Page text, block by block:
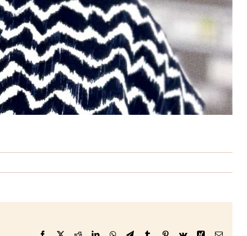
Facebook
X RedditLinkedInWhatsApp
TelegramTumblrPinterest
Vk XingE-